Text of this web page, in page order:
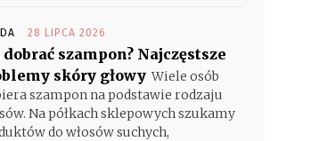
28 LIPCA 2026
dobrać szampon? Najczęstsze
skóry głowy Wiele osób
szampon na podstawie rodzaju
Na półkach sklepowych szukamy
do włosów suchych,